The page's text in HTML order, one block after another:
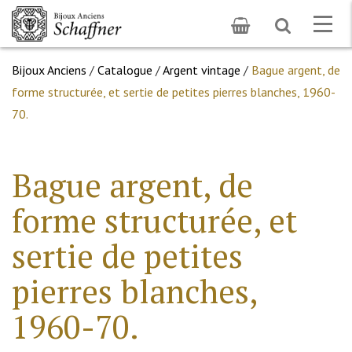
Toggle
search
Bijoux Anciens / Catalogue /Argent vintage / Bague argent, de
forme structurée, et sertie de petites pierres blanches, 1960-
70.
Bague argent, de
forme structurée, et
sertie de petites
pierres blanches,
1960-70.